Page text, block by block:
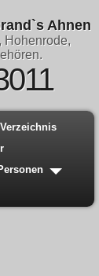
Ahnen
Hohenrode,